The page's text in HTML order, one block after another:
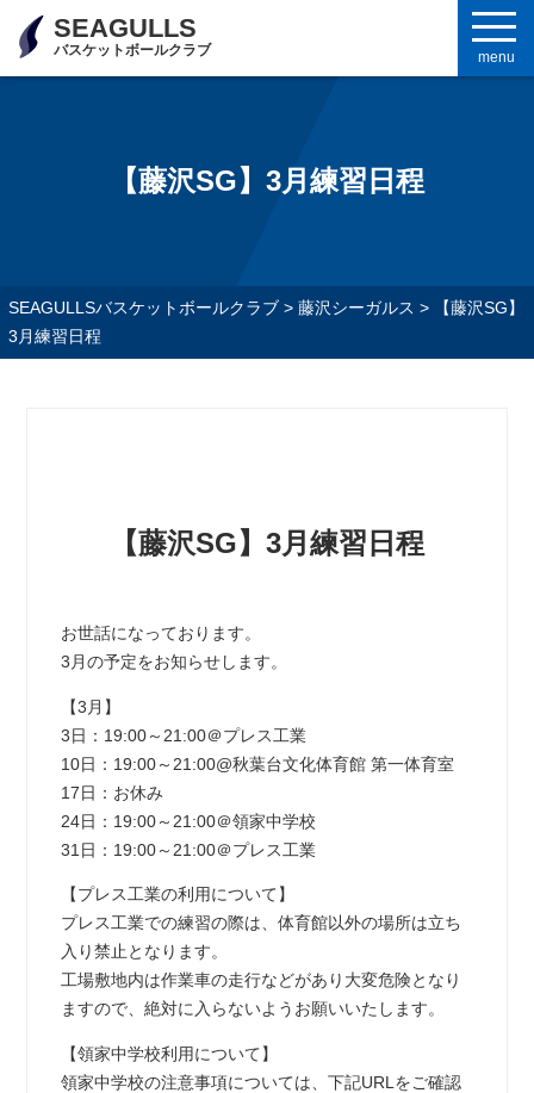
SEAGULLS
バスケットボールクラブ menu
【藤沢SG】3月練習日程
SEAGULLSバスケットボールクラブ> 藤沢シーガルス >
【藤沢SG】
3月練習日程
【藤沢SG】3月練習日程
お世話になっております。
3月の予定をお知らせします。
【3月】
3日：19:00～21:00＠プレス工業
10日：19:00～21:00@秋葉台文化体育館 第一体育室
17日：お休み
24日：19:00～21:00＠領家中学校
31日：19:00～21:00＠プレス工業
【プレス工業の利用について】
プレス工業での練習の際は、体育館以外の場所は立ち
入り禁止となります。
工場敷地内は作業車の走行などがあり大変危険となり
ますので、絶対に入らないようお願いいたします。
【領家中学校利用について】
領家中学校の注意事項については、下記URLをご確認